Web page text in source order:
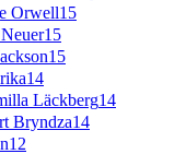
Orwell15
15
15
14
Läckberg14
Bryndza14
12